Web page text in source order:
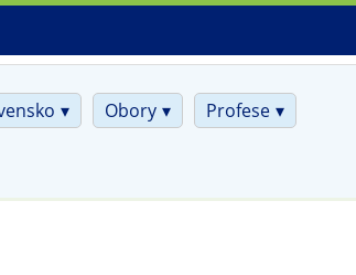
Obory
Profese